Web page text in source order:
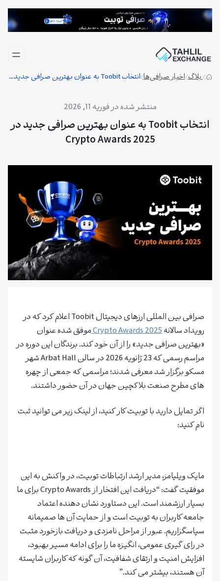
رفتن
بلاگ اخبار صرافی‌ها انتخاب Toobit به عنوان بهترین صرافی جدید در Crypto Awards 2025
فوریه 11, 2026
انتخاب Toobit به عنوان بهترین صرافی جدید در
Crypto Awards 2025
صرافی بین المللی ارزهای دیجیتال Toobit اعلام کرد که در
رویداد سالانهCrypto Awards 2025موفق شده عنوان
«بهترین صرافی جدید» را از آن خود کند. برندگان این دوره در
مراسم رسمی که 23 ژانویه 2026 در سالن Arbat Hall شهر
مسکو برگزار شد معرفی شدند؛ مراسمی که جمعی از چهره
های مطرح صنعت بلاکچین جهان در آن حضور داشتند.
اگر تمایل دارید با توبیت کار کنید، از لینک زیر می توانید ثبت
نام کنید:
مایک ویلیامز، مدیر ارشد ارتباطات توبیت، در واکنش به این
موفقیت گفت: “دریافت این افتخار از Crypto Awards برای ما
بسیار ارزشمند است. این دستاورد نشان دهنده اعتماد
جامعه کاربران به توبیت است و از حمایت آن ها صمیمانه
سپاسگزاریم. عبور از مراحل نامزدی و دریافت بازخورد مثبت
در رای گیری عمومی، انگیزه ما را برای ادامه مسیر بهبود،
افزایش امنیت و ارتقای شفافیت، آن گونه که کاربران شایسته
آن هستند، بیشتر می کند.”